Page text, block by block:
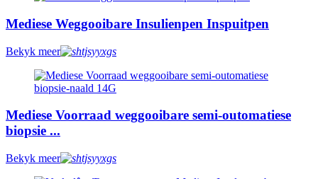
Mediese Weggooibare Insulienpen Inspuitpen
Bekyk meer
Mediese Voorraad weggooibare semi-outomatiese
biopsie ...
Bekyk meer